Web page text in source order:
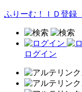
ふりーむ！ＩＤ登録
ログイン